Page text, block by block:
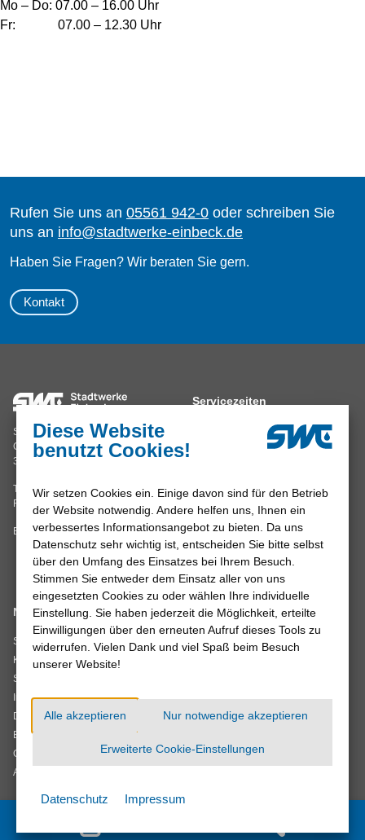
Mo – Do: 07.00 – 16.00 Uhr
Fr: 07.00 – 12.30 Uhr
Rufen Sie uns an 05561 942-0 oder schreiben Sie
uns an info@stadtwerke-einbeck.de
Haben Sie Fragen? Wir beraten Sie gern.
Kontakt
Stadtwerke Einbeck GmbH
Grimsehlstraße 17
37574 Einbeck
Tel. 05561 942-0
Fax 05561 942-211
E-Mail:info@stadtwerke-einbeck.de
Servicezeiten
Mo, Di, Do 8.00 – 16.00 Uhr
Mi, Fr 8.00 – 12.00 Uhr
Navigation
Startseite
Kontakt
Sitemap
Impressum
Datenschutz
Barrierefreiheit
Cookie-Einstellungen
AGB
Wir sind
zertifiziert
Verträge kündigen
Diese Website
benutzt Cookies!
Wir setzen Cookies ein. Einige davon sind für den Betrieb
der Website notwendig. Andere helfen uns, Ihnen ein
verbessertes Informationsangebot zu bieten. Da uns
Datenschutz sehr wichtig ist, entscheiden Sie bitte selbst
über den Umfang des Einsatzes bei Ihrem Besuch.
Stimmen Sie entweder dem Einsatz aller von uns
eingesetzten Cookies zu oder wählen Ihre individuelle
Einstellung. Sie haben jederzeit die Möglichkeit, erteilte
Einwilligungen über den erneuten Aufruf dieses Tools zu
widerrufen. Vielen Dank und viel Spaß beim Besuch
unserer Website!
Alle akzeptieren Nur notwendige akzeptieren
Erweiterte Cookie-Einstellungen
Datenschutz Impressum